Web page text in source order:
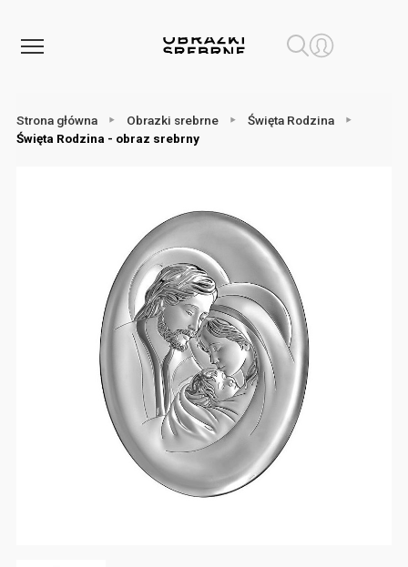
Strona główna Obrazki srebrne
Święta Rodzina
Święta Rodzina - obraz srebrny